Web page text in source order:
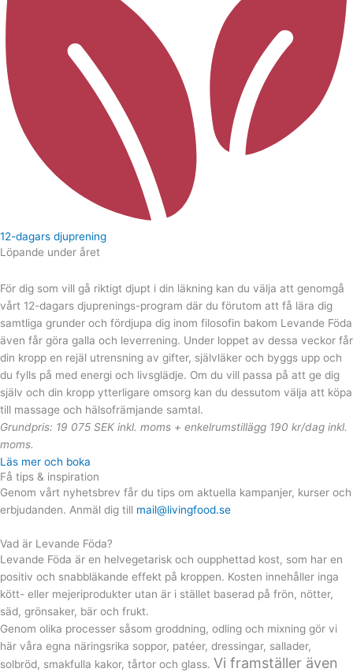
12-dagars djuprening
Löpande under året
För dig som vill gå riktigt djupt i din läkning kan du välja att genomgå
vårt 12-dagars djuprenings-program där du förutom att få lära dig
samtliga grunder och fördjupa dig inom filosofin bakom Levande Föda
även får göra galla och leverrening. Under loppet av dessa veckor får
din kropp en rejäl utrensning av gifter, självläker och byggs upp och
du fylls på med energi och livsglädje. Om du vill passa på att ge dig
själv och din kropp ytterligare omsorg kan du dessutom välja att köpa
till massage och hälsofrämjande samtal.
Grundpris: 19 075 SEK inkl. moms + enkelrumstillägg 190 kr/dag inkl.
moms.
Läs mer och boka
Få tips & inspiration
Genom vårt nyhetsbrev får du tips om aktuella kampanjer, kurser och
erbjudanden. Anmäl dig till mail@livingfood.se
Vad är Levande Föda?
Levande Föda är en helvegetarisk och oupphettad kost, som har en
positiv och snabbläkande effekt på kroppen. Kosten innehåller inga
kött- eller mejeriprodukter utan är i stället baserad på frön, nötter,
säd, grönsaker, bär och frukt.
Genom olika processer såsom groddning, odling och mixning gör vi
här våra egna näringsrika soppor, patéer, dressingar, sallader,
solbröd, smakfulla kakor, tårtor och glass. Vi framställer även